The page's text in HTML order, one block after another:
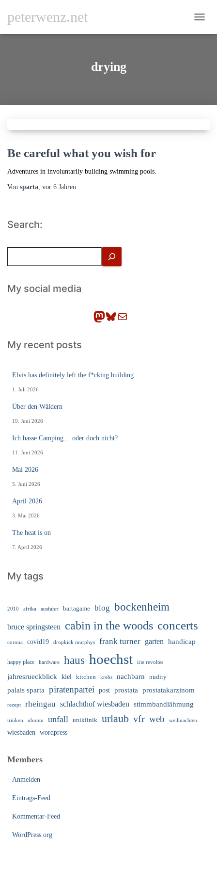
peterwenz.net
drying
Be careful what you wish for
Adventures in involuntarily building swimming pools.
Von sparta, vor 6 Jahren
Search:
h
eMy social media
Mastodon Bluesky E-Mail
My recent posts
Elvis has definitely left the f*cking building
1. Juli 2026
Über den Wäldern
19. Juni 2026
Ich hasse Camping… oder doch nicht?
11. Juni 2026
Mai 2026
5. Juni 2026
April 2026
3. Mai 2026
The heat is on
7. April 2026
My tags
2010 afrika ausfahrt bartagame blog bockenheim
bruce springsteen cabin in the woods concerts
corona covid19 dropkick murphys frank turner garten handicap
happy place hardware haus hoechst irie revoltes
jahresrueckblick kiel kitchen krebs nachbarn nudity
palais sparta piratenpartei post prostata prostatakarzinom
rezept rheingau schlachthof wiesbaden stimmbandlähmung
trinken ubuntu unfall uniklinik urlaub vfr web weihnachten
wiesbaden wordpress
Members
Anmelden
Eintrags-Feed
Kommentar-Feed
WordPress.org